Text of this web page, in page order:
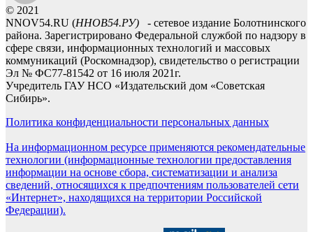
© 2021
NNOV54.RU (ННОВ54.РУ) - сетевое издание Болотнинского
района. Зарегистрировано Федеральной службой по надзору в
сфере связи, информационных технологий и массовых
коммуникаций (Роскомнадзор), свидетельство о регистрации
Эл № ФС77-81542 от 16 июля 2021г.
Учредитель ГАУ НСО «Издательский дом «Советская
Сибирь».
Политика конфиденциальности персональных данных
На информационном ресурсе применяются рекомендательные
технологии (информационные технологии предоставления
информации на основе сбора, систематизации и анализа
сведений, относящихся к предпочтениям пользователей сети
«Интернет», находящихся на территории Российской
Федерации).